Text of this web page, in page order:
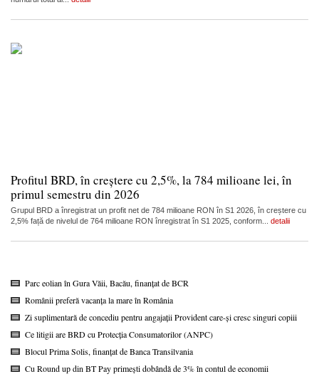
Profitul BRD, în creștere cu 2,5%, la 784 milioane lei, în
primul semestru din 2026
Grupul BRD a înregistrat un profit net de 784 milioane RON în S1 2026, în creștere cu
2,5% față de nivelul de 764 milioane RON înregistrat în S1 2025, conform... detalii
Parc eolian în Gura Văii, Bacău, finanțat de BCR
Românii preferă vacanța la mare în România
Zi suplimentară de concediu pentru angajații Provident care-și cresc singuri copiii
Ce litigii are BRD cu Protecția Consumatorilor (ANPC)
Blocul Prima Solis, finanțat de Banca Transilvania
Cu Round up din BT Pay primești dobândă de 3% în contul de economii